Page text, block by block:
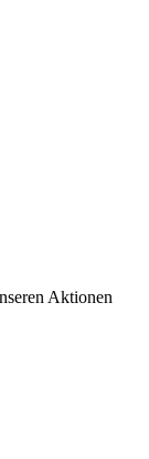
Aktionen